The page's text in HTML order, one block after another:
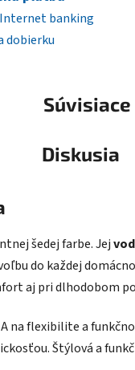
banking
dobierku
Súvisiace
Diskusia
šedej farbe. Jej
do každej
aj pri dlhodobom
na flexibilite a
Štýlová a